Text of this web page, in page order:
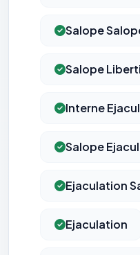
Salope
Salope
Interne
Salope
Ejaculation
Ejaculation